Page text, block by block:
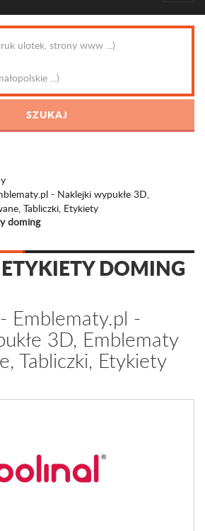
- Naklejki wypukłe 3D,
Tabliczki, Etykiety
doming
DOMING
Emblematy.pl -
3D, Emblematy
Tabliczki, Etykiety